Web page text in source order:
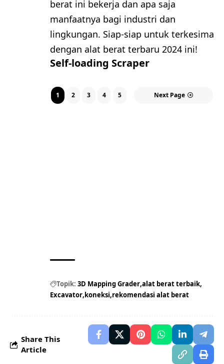
berat ini bekerja dan apa saja
manfaatnya bagi industri dan
lingkungan. Siap-siap untuk terkesima
dengan alat berat terbaru 2024 ini!
Self-loading Scraper
1 2 3 4 5 Next Page
Topik: 3D Mapping Grader alat berat terbaik
Excavator koneksi rekomendasi alat berat
Share This
Article